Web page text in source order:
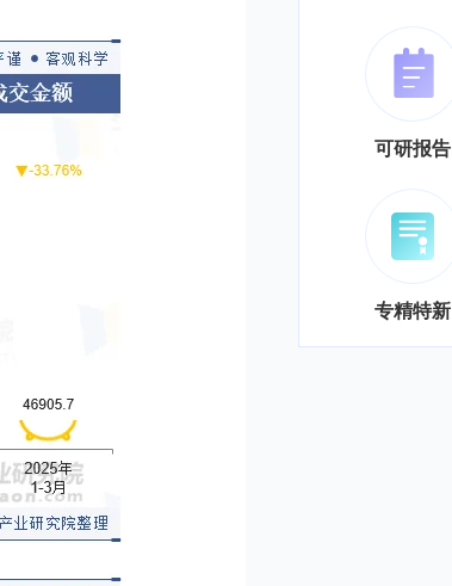
可研报告
专精特新